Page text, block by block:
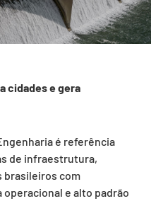
cidades e gera
é referência
de infraestrutura,
brasileiros com
e alto padrão